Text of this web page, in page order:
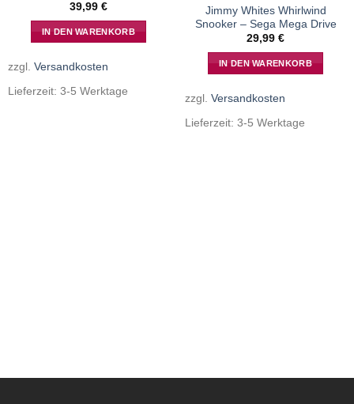
39,99 €
IN DEN WARENKORB
zzgl. Versandkosten
Lieferzeit: 3-5 Werktage
Jimmy Whites Whirlwind
Snooker – Sega Mega Drive
29,99 €
IN DEN WARENKORB
zzgl. Versandkosten
Lieferzeit: 3-5 Werktage